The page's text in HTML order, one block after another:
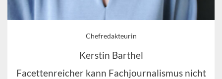
Chefredakteurin
Kerstin Barthel
Facettenreicher kann Fachjournalismus nicht